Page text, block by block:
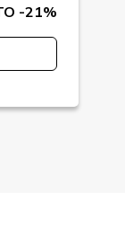
-21%